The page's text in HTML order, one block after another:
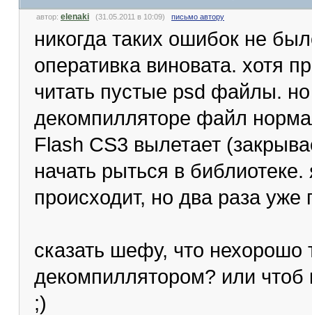
автор: elenaki (31.05.2011 в 10:09) письмо автору
никогда таких ошибок не
оперативка виновата. хотя
читать пустые psd файлы.
декомпилляторе файл
Flash CS3 вылетает
начать рыться в
происходит, но два раза
сказать шефу, что
декомпиллятором? или
;)